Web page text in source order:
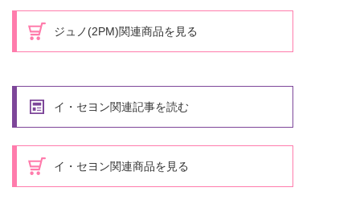
ジュノ(2PM)関連商品を見る
イ・セヨン関連記事を読む
イ・セヨン関連商品を見る